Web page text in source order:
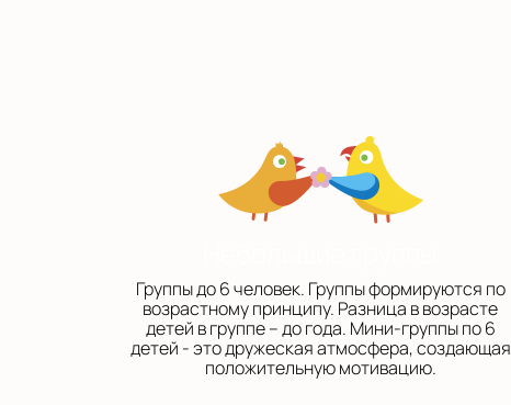
Группы до 6 человек. Группы формируются по
возрастному принципу. Разница в возрасте
детей в группе – до года. Мини-группы по 6
детей - это дружеская атмосфера, создающая
положительную мотивацию.